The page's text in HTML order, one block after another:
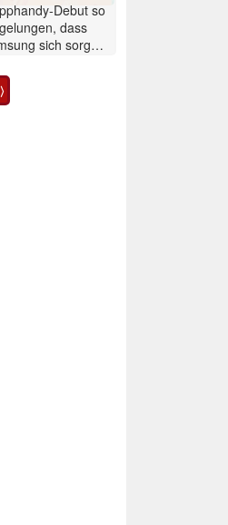
Debut so
gelungen, dass
sich sorgen
im Test